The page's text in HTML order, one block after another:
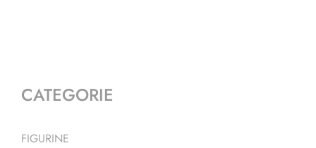
CATEGORIE
FIGURINE